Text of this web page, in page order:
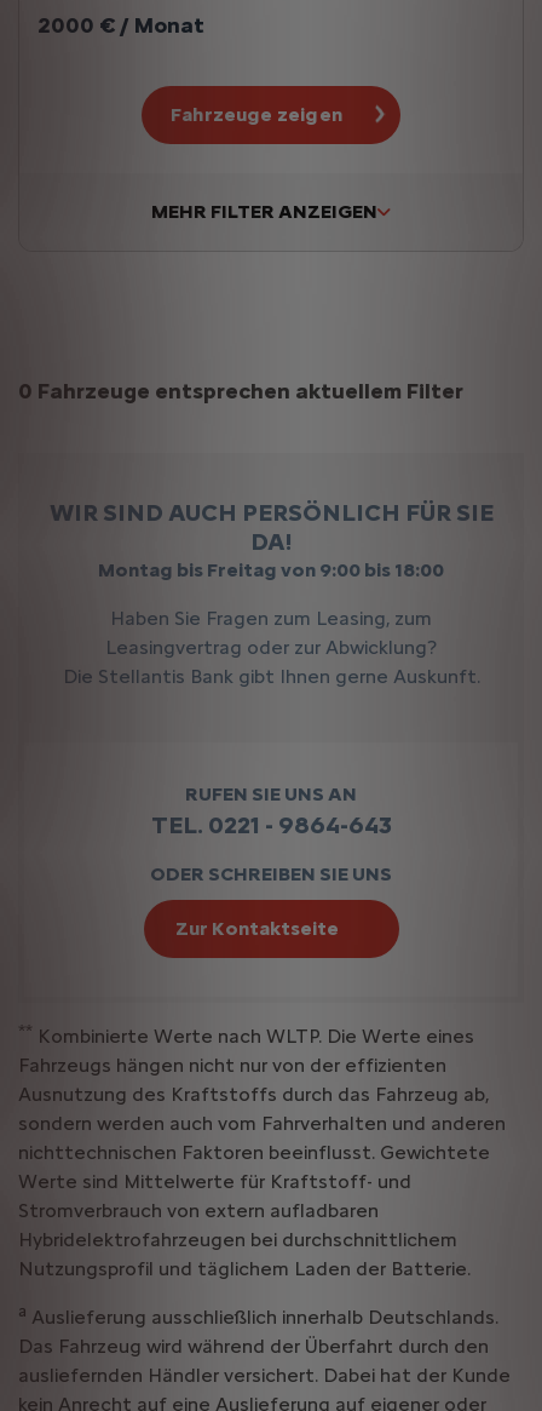
2000 € / Monat
Fahrzeuge zeigen
MEHR FILTER ANZEIGEN
Suchergebnisse
0 Fahrzeuge entsprechen aktuellem Filter
WIR SIND AUCH PERSÖNLICH FÜR SIE
DA!
Montag bis Freitag von 9:00 bis 18:00
Haben Sie Fragen zum Leasing, zum
Leasingvertrag oder zur Abwicklung?
Die Stellantis Bank gibt Ihnen gerne Auskunft.
RUFEN SIE UNS AN
TEL. 0221 - 9864-643
ODER SCHREIBEN SIE UNS
Zur Kontaktseite
** Kombinierte Werte nach WLTP. Die Werte eines
Fahrzeugs hängen nicht nur von der effizienten
Ausnutzung des Kraftstoffs durch das Fahrzeug ab,
sondern werden auch vom Fahrverhalten und anderen
nichttechnischen Faktoren beeinflusst. Gewichtete
Werte sind Mittelwerte für Kraftstoff- und
Stromverbrauch von extern aufladbaren
Hybridelektrofahrzeugen bei durchschnittlichem
Nutzungsprofil und täglichem Laden der Batterie.
a Auslieferung ausschließlich innerhalb Deutschlands.
Das Fahrzeug wird während der Überfahrt durch den
ausliefernden Händler versichert. Dabei hat der Kunde
kein Anrecht auf eine Auslieferung auf eigener oder